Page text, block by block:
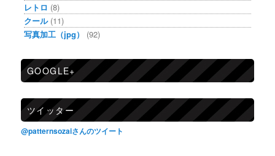
レトロ (8)
クール(11)
写真加工（jpg）
(92)
GOOGLE+
ツイッター
@patternsozaiさんのツイート